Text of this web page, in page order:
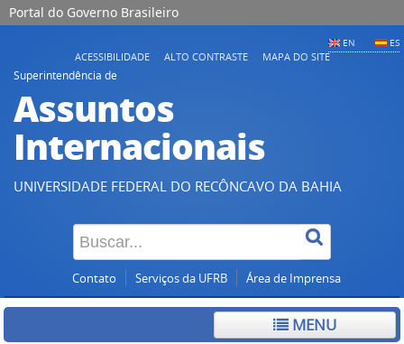
Portal do Governo Brasileiro
EN ES
ACESSIBILIDADE ALTO CONTRASTE
MAPA DO SITE
Superintendência de
Assuntos
Internacionais
UNIVERSIDADE FEDERAL DO RECÔNCAVO DA BAHIA
Contato Serviços da UFRB Área de Imprensa
MENU